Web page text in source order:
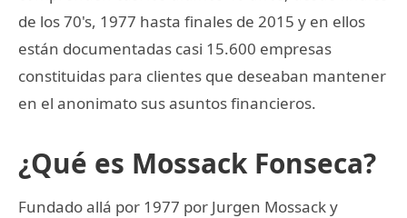
de los 70's, 1977 hasta finales de 2015 y en ellos
están documentadas casi 15.600 empresas
constituidas para clientes que deseaban mantener
en el anonimato sus asuntos financieros.
¿Qué es Mossack Fonseca?
Fundado allá por 1977 por Jurgen Mossack y